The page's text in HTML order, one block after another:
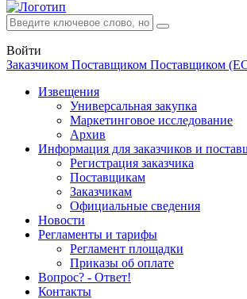
Войти
Заказчиком Поставщиком Поставщиком
Извещения
Универсальная закупка
Маркетинговое исследование
Архив
Информация для заказчиков и
Регистрация заказчика
Поставщикам
Заказчикам
Официальные сведения
Новости
Регламенты и тарифы
Регламент площадки
Приказы об оплате
Вопрос? - Ответ!
Контакты